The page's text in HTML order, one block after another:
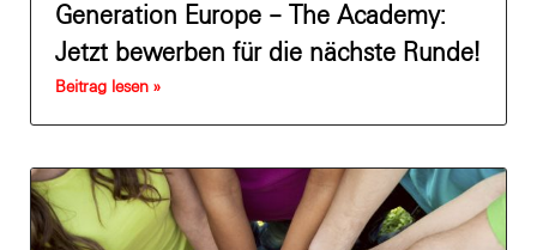
Generation Europe – The Academy:
Jetzt bewerben für die nächste Runde!
Beitrag lesen »